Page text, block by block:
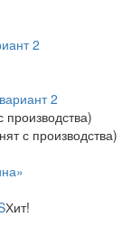
2
2
производства)
с производства)
Хит!